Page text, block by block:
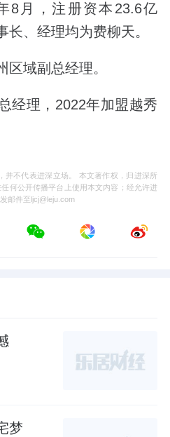
8月，注册资本23.6亿
长、经理均为费柳天。
区域副总经理。
经理， 2022年加盟越秀
并不代表进深立场。 本文著作权，归进深所
何公开传播平台上使用本文内容；经允许进
邮件至ljcj@leju.com
梦